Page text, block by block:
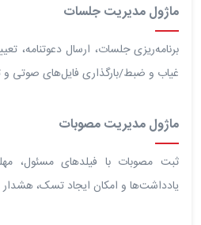
ماژول مدیریت جلسات
برنامه‌ریزی جلسات، ارسال دعوتنامه،
غیاب و ضبط/بارگذاری فایل‌های صوتی
ماژول مدیریت مصوبات
ثبت مصوبات با فیلدهای مسئول،
یادداشت‌ها و امکان ایجاد تسک،